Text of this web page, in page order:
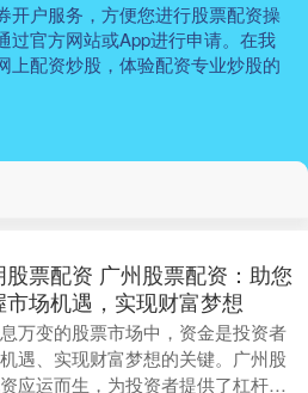
开户服务，方便您进行股票配资操
过官方网站或App进行申请。在我
上配资炒股，体验配资专业炒股的
股票配资 广州股票配资：助您
市场机遇，实现财富梦想
万变的股票市场中，资金是投资者
遇、实现财富梦想的关键。广州股
应运而生，为投资者提供了杠杆资